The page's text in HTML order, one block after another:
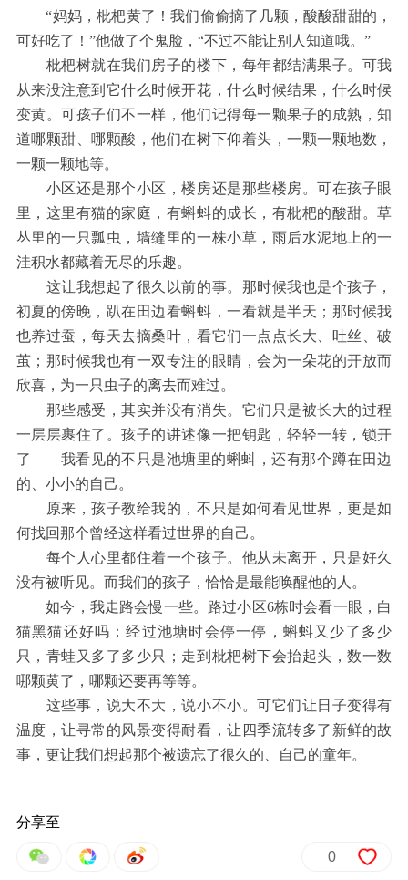
“妈妈，枇杷黄了！我们偷偷摘了几颗，酸酸甜甜的，
可好吃了！”他做了个鬼脸，“不过不能让别人知道哦。”
枇杷树就在我们房子的楼下，每年都结满果子。可我
从来没注意到它什么时候开花，什么时候结果，什么时候
变黄。可孩子们不一样，他们记得每一颗果子的成熟，知
道哪颗甜、哪颗酸，他们在树下仰着头，一颗一颗地数，
一颗一颗地等。
小区还是那个小区，楼房还是那些楼房。可在孩子眼
里，这里有猫的家庭，有蝌蚪的成长，有枇杷的酸甜。草
丛里的一只瓢虫，墙缝里的一株小草，雨后水泥地上的一
洼积水都藏着无尽的乐趣。
这让我想起了很久以前的事。那时候我也是个孩子，
初夏的傍晚，趴在田边看蝌蚪，一看就是半天；那时候我
也养过蚕，每天去摘桑叶，看它们一点点长大、吐丝、破
茧；那时候我也有一双专注的眼睛，会为一朵花的开放而
欣喜，为一只虫子的离去而难过。
那些感受，其实并没有消失。它们只是被长大的过程
一层层裹住了。孩子的讲述像一把钥匙，轻轻一转，锁开
了——我看见的不只是池塘里的蝌蚪，还有那个蹲在田边
的、小小的自己。
原来，孩子教给我的，不只是如何看见世界，更是如
何找回那个曾经这样看过世界的自己。
每个人心里都住着一个孩子。他从未离开，只是好久
没有被听见。而我们的孩子，恰恰是最能唤醒他的人。
如今，我走路会慢一些。路过小区6栋时会看一眼，白
猫黑猫还好吗；经过池塘时会停一停，蝌蚪又少了多少
只，青蛙又多了多少只；走到枇杷树下会抬起头，数一数
哪颗黄了，哪颗还要再等等。
这些事，说大不大，说小不小。可它们让日子变得有
温度，让寻常的风景变得耐看，让四季流转多了新鲜的故
事，更让我们想起那个被遗忘了很久的、自己的童年。
分享至
0